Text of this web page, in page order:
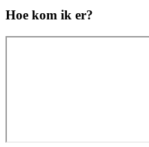
Hoe kom ik er?